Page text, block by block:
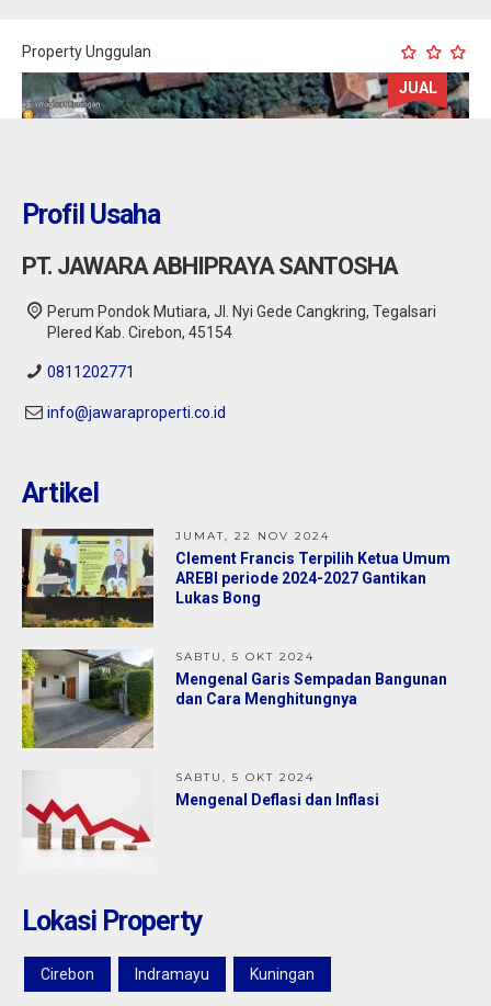
Property Unggulan
JUAL
Profil Usaha
PT. JAWARA ABHIPRAYA SANTOSHA
Perum Pondok Mutiara, Jl. Nyi Gede Cangkring, Tegalsari
Plered Kab. Cirebon, 45154
0811202771
info@jawaraproperti.co.id
Artikel
JUMAT, 22 NOV 2024
Clement Francis Terpilih Ketua Umum
AREBI periode 2024-2027 Gantikan
Lukas Bong
SABTU, 5 OKT 2024
Mengenal Garis Sempadan Bangunan
dan Cara Menghitungnya
SABTU, 5 OKT 2024
Mengenal Deflasi dan Inflasi
Lokasi Property
Cirebon Indramayu Kuningan